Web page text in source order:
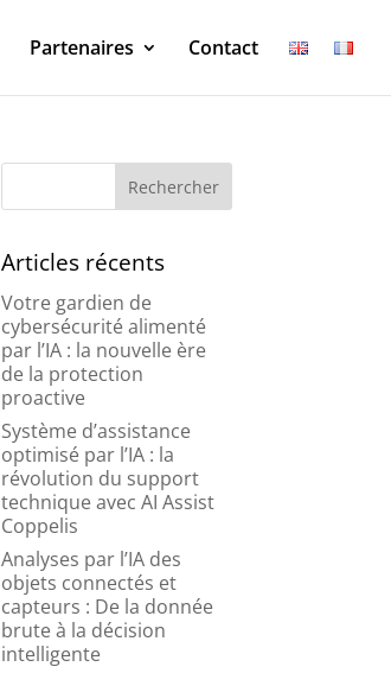
Partenaires Contact
Articles récents
Votre gardien de
cybersécurité alimenté
par l’IA : la nouvelle ère
de la protection
proactive
Système d’assistance
optimisé par l’IA : la
révolution du support
technique avec AI Assist
Coppelis
Analyses par l’IA des
objets connectés et
capteurs : De la donnée
brute à la décision
intelligente